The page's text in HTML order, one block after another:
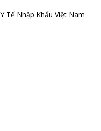
Tế Nhập Khẩu Việt Nam